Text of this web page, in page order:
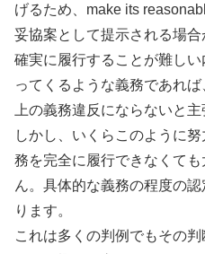
げるため、make its
妥協案として提示される場合
確実に履行することが難し
ってくるような義務であれ
上の義務違反にならないと
しかし、いくらこのように
務を完全に履行できなくて
ん。 具体的な義務の程度の
ります。
これは多くの判例でもその